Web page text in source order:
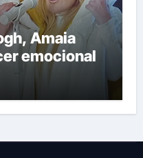
Amaia
emocional